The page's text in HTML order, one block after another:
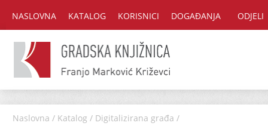
NASLOVNA KATALOG KORISNICI DOGAĐANJA ODJELI
Naslovna / Katalog / Digitalizirana građa /